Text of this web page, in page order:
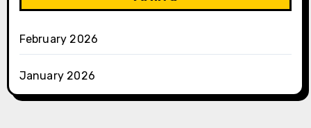
February 2026
January 2026